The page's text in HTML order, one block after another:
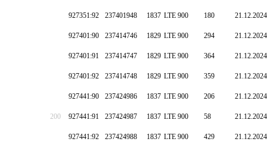
927351:92 237401948 1837 LTE 900 180 21.12.2024
927401:90 237414746 1829 LTE 900 294 21.12.2024
927401:91 237414747 1829 LTE 900 364 21.12.2024
927401:92 237414748 1829 LTE 900 359 21.12.2024
927441:90 237424986 1837 LTE 900 206 21.12.2024
200 927441:91 237424987 1837 LTE 900 58 21.12.2024
927441:92 237424988 1837 LTE 900 429 21.12.2024